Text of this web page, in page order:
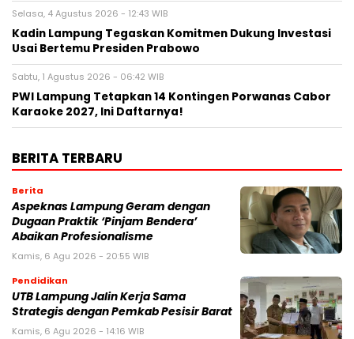
Selasa, 4 Agustus 2026 - 12:43 WIB
Kadin Lampung Tegaskan Komitmen Dukung Investasi
Usai Bertemu Presiden Prabowo
Sabtu, 1 Agustus 2026 - 06:42 WIB
PWI Lampung Tetapkan 14 Kontingen Porwanas Cabor
Karaoke 2027, Ini Daftarnya!
BERITA TERBARU
Berita
Aspeknas Lampung Geram dengan
Dugaan Praktik ‘Pinjam Bendera’
Abaikan Profesionalisme
Kamis, 6 Agu 2026 - 20:55 WIB
Pendidikan
UTB Lampung Jalin Kerja Sama
Strategis dengan Pemkab Pesisir Barat
Kamis, 6 Agu 2026 - 14:16 WIB